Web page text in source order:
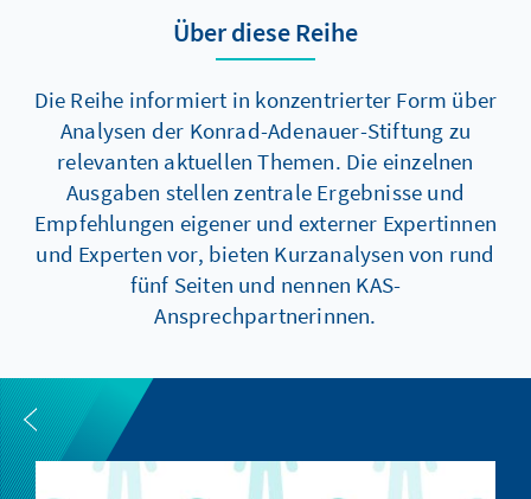
Über diese Reihe
Die Reihe informiert in konzentrierter Form über
Analysen der Konrad-Adenauer-Stiftung zu
relevanten aktuellen Themen. Die einzelnen
Ausgaben stellen zentrale Ergebnisse und
Empfehlungen eigener und externer Expertinnen
und Experten vor, bieten Kurzanalysen von rund
fünf Seiten und nennen KAS-
Ansprechpartnerinnen.